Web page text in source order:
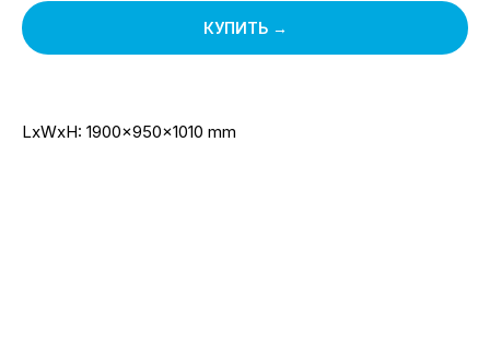
КУПИТЬ →
LxWxH: 1900x950x1010 mm